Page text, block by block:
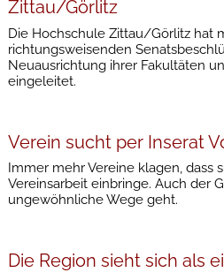
Zittau/Görlitz
Die Hochschule Zittau/Görlitz hat
richtungsweisenden
Neuausrichtung ihrer Fakultäten
eingeleitet.
Verein sucht per Inserat
Immer mehr Vereine klagen, dass
Vereinsarbeit einbringe. Auch der
ungewöhnliche Wege geht.
Die Region sieht sich als